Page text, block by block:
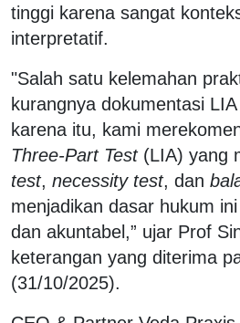
tinggi karena sangat
interpretatif.
"Salah satu kelemahan
kurangnya dokumentasi
karena itu, kami
Three-Part Test(LIA) yang
test, necessity test, dan
menjadikan dasar hukum
dan akuntabel,” ujar Prof
keterangan yang diterima
(31/10/2025).